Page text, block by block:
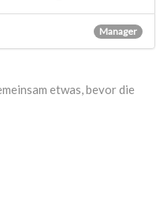
Manager
etwas, bevor die